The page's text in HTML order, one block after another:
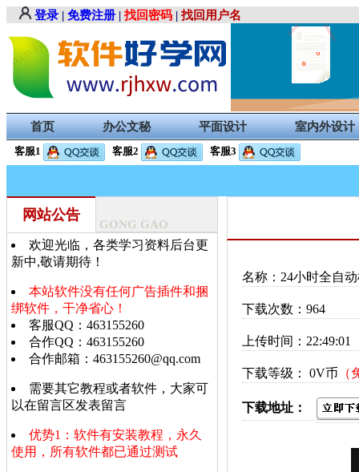
登录 | 免费注册 | 找回密码 | 找回用户名
首页 办公文秘 平面设计 室内外设计
客服1 客服2 客服3
网站公告
GONG GAO
欢迎光临，各类学习资料后台更
新中,敬请期待！
本站软件没有任何广告插件和捆
绑软件，干净省心！
客服QQ：463155260
合作QQ：463155260
合作邮箱：463155260@qq.com
需要其它教程或者软件，大家可
以在留言区发表留言
优势1：软件有安装教程，永久
使用，所有软件都已通过测试
名称：24小时全自
下载次数：964
上传时间：22:49:01
下载等级： 0V币 （
下载地址：